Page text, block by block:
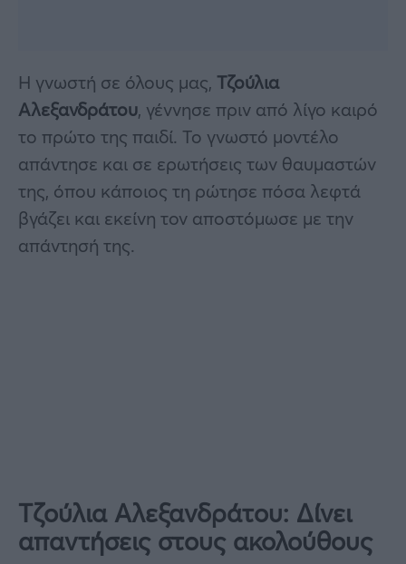
Η γνωστή σε όλους μας, Τζούλια
Αλεξανδράτου, γέννησε πριν από λίγο καιρό
το πρώτο της παιδί. Το γνωστό μοντέλο
απάντησε και σε ερωτήσεις των θαυμαστών
της, όπου κάποιος τη ρώτησε πόσα λεφτά
βγάζει και εκείνη τον αποστόμωσε με την
απάντησή της.
Τζούλια Αλεξανδράτου: Δίνει
απαντήσεις στους ακολούθους